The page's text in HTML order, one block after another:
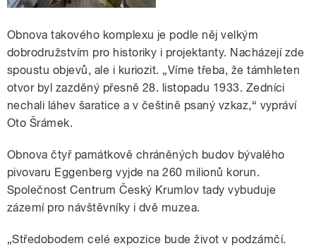
Obnova takového komplexu je podle něj velkým
dobrodružstvím pro historiky i projektanty. Nacházejí zde
spoustu objevů, ale i kuriozit. „Víme třeba, že támhleten
otvor byl zazděný přesně 28. listopadu 1933. Zedníci
nechali láhev šaratice a v češtině psaný vzkaz,“ vypráví
Oto Šrámek.
Obnova čtyř památkově chráněných budov bývalého
pivovaru Eggenberg vyjde na 260 milionů korun.
Společnost Centrum Český Krumlov tady vybuduje
zázemí pro návštěvníky i dvě muzea.
„Středobodem celé expozice bude život v podzámčí.